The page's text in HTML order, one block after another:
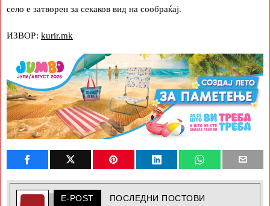
село е затворен за секаков вид на сообраќај.
ИЗВОР: kurir.mk
E-POST ПОСЛЕДНИ ПОСТОВИ